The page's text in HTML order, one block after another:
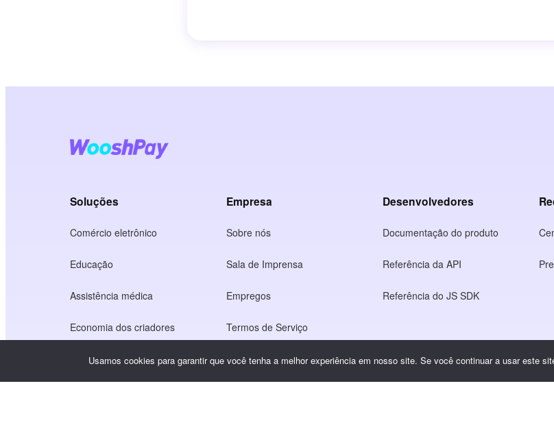
Soluções
Comércio eletrônico
Educação
Assistência médica
Economia dos criadores
Jogo
Empresa
Sobre nós
Sala de Imprensa
Empregos
Termos de Serviço
Política de privacidade
Desenvolvedores
Documentação do produto
Referência da API
Referência do JS SDK
Usamos cookies para garantir que você tenha a melhor experiência em nosso site. Se você continuar a usar este